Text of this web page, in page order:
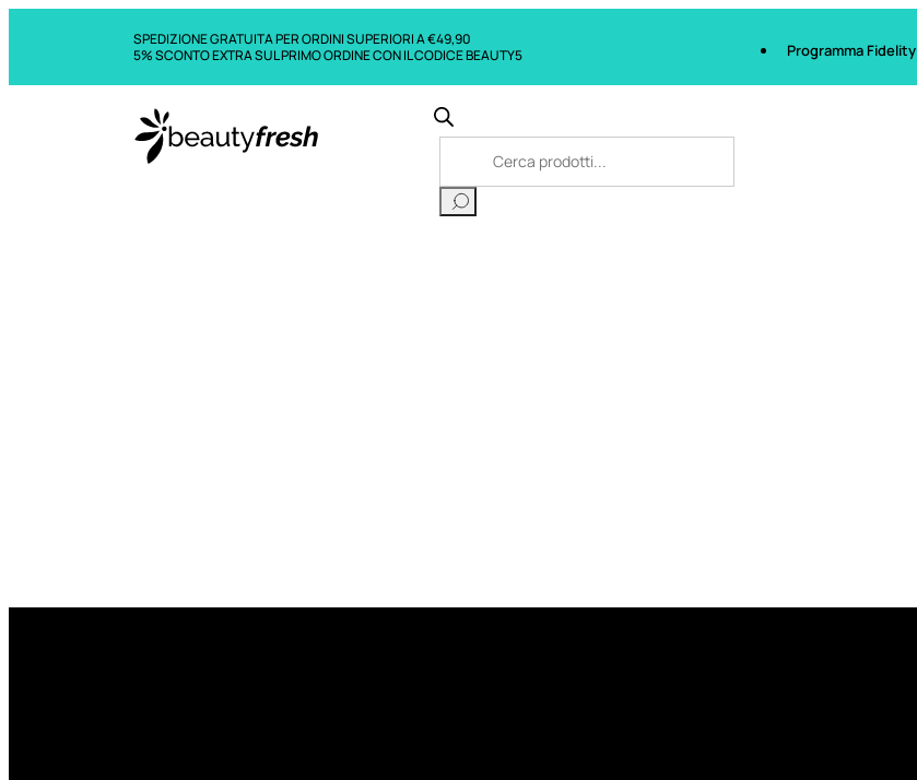
SPEDIZIONE GRATUITA PER ORDINI SUPERIORI A €49,90
5% SCONTO EXTRA SUL PRIMO ORDINE CON IL CODICE BEAUTY5
Programma Fidelity